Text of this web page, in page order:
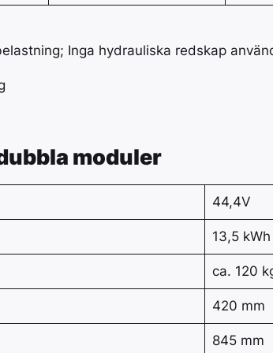
Inga hydrauliska redskap
moduler
44,4V
13,5 kWh
ca. 120
420 mm
845 mm